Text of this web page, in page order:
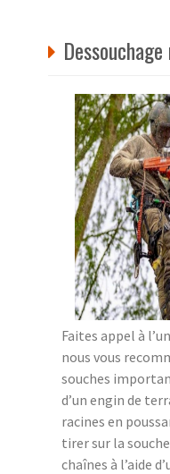
Faites appel à
nous vous
souches
d’un engin de
racines en
tirer sur la
chaînes à l’aide